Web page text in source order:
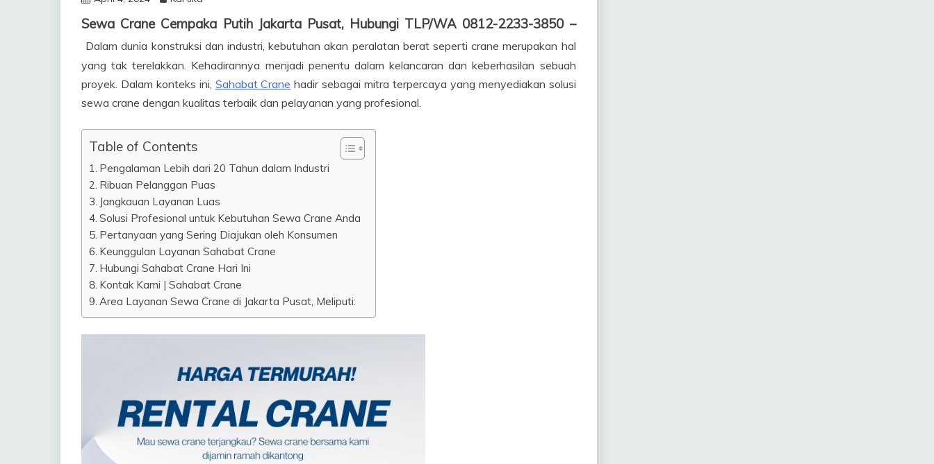
Sewa Crane Cempaka Putih Jakarta Pusat, Hubungi TLP/WA 0812-2233-3850 –
Dalam dunia konstruksi dan industri, kebutuhan akan peralatan berat seperti crane merupakan hal
yang tak terelakkan. Kehadirannya menjadi penentu dalam kelancaran dan keberhasilan sebuah
proyek. Dalam konteks ini, Sahabat Crane hadir sebagai mitra terpercaya yang menyediakan solusi
sewa crane dengan kualitas terbaik dan pelayanan yang profesional.
Table of Contents
Pengalaman Lebih dari 20 Tahun dalam Industri
Ribuan Pelanggan Puas
Jangkauan Layanan Luas
Solusi Profesional untuk Kebutuhan Sewa Crane Anda
Pertanyaan yang Sering Diajukan oleh Konsumen
Keunggulan Layanan Sahabat Crane
Hubungi Sahabat Crane Hari Ini
Kontak Kami | Sahabat Crane
Area Layanan Sewa Crane di Jakarta Pusat, Meliputi: